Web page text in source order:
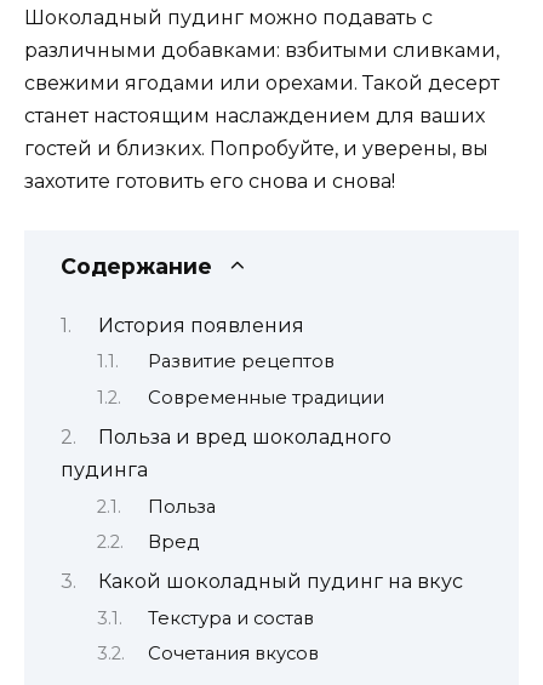
Шоколадный пудинг можно подавать с
различными добавками: взбитыми сливками,
свежими ягодами или орехами. Такой десерт
станет настоящим наслаждением для ваших
гостей и близких. Попробуйте, и уверены, вы
захотите готовить его снова и снова!
Содержание
История появления
Развитие рецептов
Современные традиции
Польза и вред шоколадного
пудинга
Польза
Вред
Какой шоколадный пудинг на вкус
Текстура и состав
Сочетания вкусов